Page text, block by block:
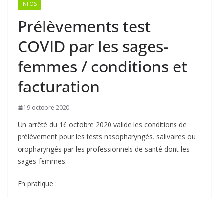
INFOS
Prélèvements test
COVID par les sages-
femmes / conditions et
facturation
19 octobre 2020
Un arrêté du 16 octobre 2020 valide les conditions de
prélèvement pour les tests nasopharyngés, salivaires ou
oropharyngés par les professionnels de santé dont les
sages-femmes.
En pratique :